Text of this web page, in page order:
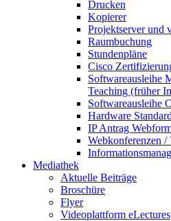
Drucken
Kopierer
Projektserver und
Raumbuchung
Stundenpläne
Cisco
Softwareausleihe
Teaching (früher
Softwareausleihe
Hardware Standard
IP Antrag
Webkonferenzen /
Mediathek
Aktuelle Beiträge
Broschüre
Flyer
Videoplattform eLectures